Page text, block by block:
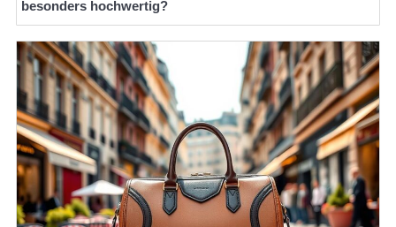
besonders hochwertig?